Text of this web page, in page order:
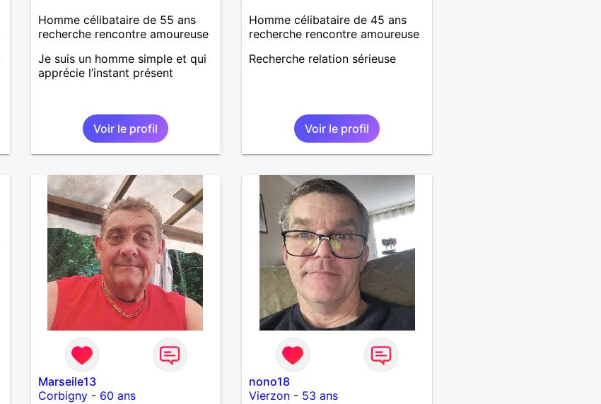
Homme célibataire de 55 ans
recherche rencontre amoureuse
Je suis un homme simple et qui
apprécie l’instant présent
Voir le profil
Homme célibataire de 45 ans
recherche rencontre amoureuse
Recherche relation sérieuse
Voir le profil
Marseile13
Corbigny- 60 ans
nono18
Vierzon - 53 ans